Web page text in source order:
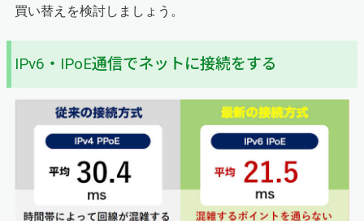
買い替えを検討しましょう。
IPv6・IPoE通信でネットに接続をする